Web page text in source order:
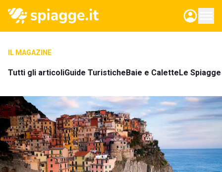
IL MAGAZINE
Tutti gli articoliGuide TuristicheBaie e CaletteLe